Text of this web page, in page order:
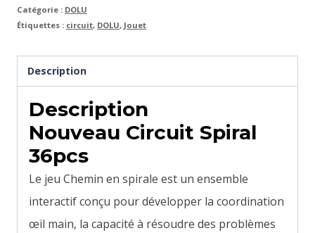
Catégorie : DOLU
Étiquettes : circuit, DOLU, Jouet
Description
Description
Nouveau Circuit Spiral
36pcs
Le jeu Chemin en spirale est un ensemble
interactif conçu pour développer la coordination
œil main, la capacité à résoudre des problèmes